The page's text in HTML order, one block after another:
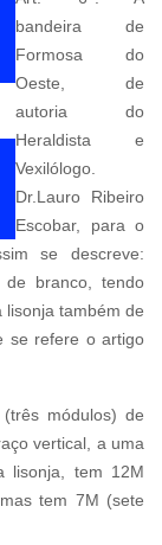
bandeira de
Formosa do
Oeste, de
autoria do
Heraldista e
Vexilólogo.
Dr.Lauro Ribeiro
Escobar, para o
se descreve:
branco, tendo
lisonja também de
se refere o artigo
módulos) de
vertical, a uma
lisonja, tem 12M
tem 7M (sete